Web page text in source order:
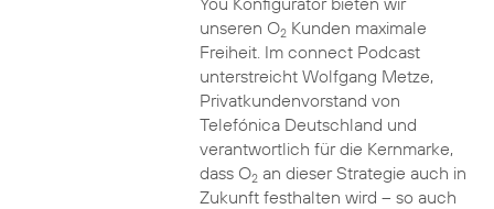
unseren O2Kunden maximale
Freiheit. Im connect Podcast
unterstreicht Wolfgang Metze,
Privatkundenvorstand von
Telefónica Deutschland und
verantwortlich für die Kernmarke,
dass O2an dieser Strategie auch in
Zukunft festhalten wird – so auch